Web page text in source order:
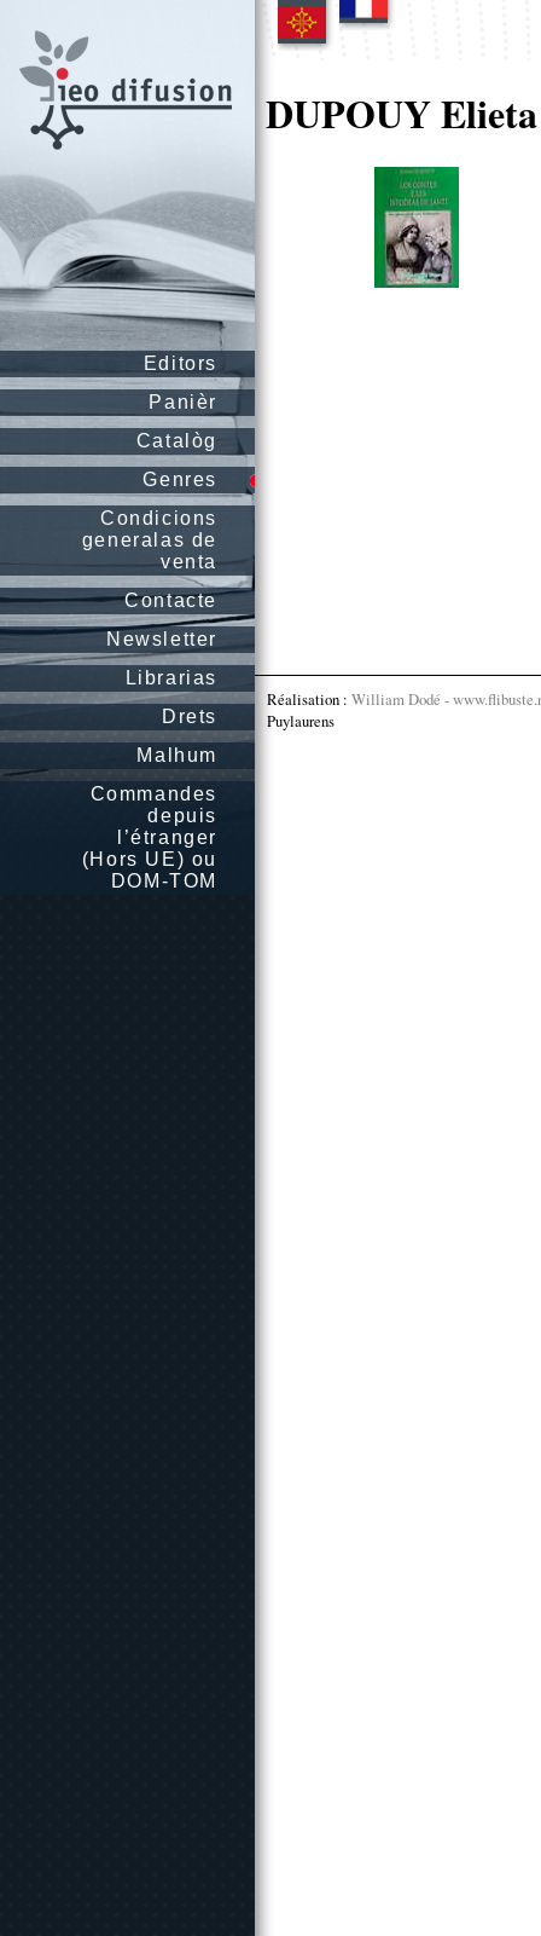
Editors
Panièr
Catalòg
Genres
Condicions
generalas de
venta
Contacte
Newsletter
Librarias
Drets
Malhum
Commandes
depuis
l’étranger
(Hors UE) ou
DOM-TOM
DUPOUY Elieta
Réalisation : William Dodé -
Puylaurens